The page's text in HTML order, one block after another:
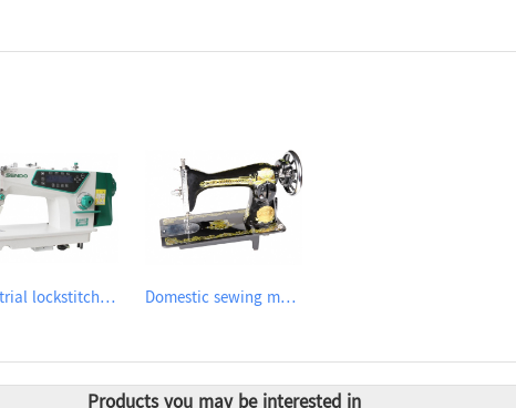
Industrial lockstitch sewing machine Domestic sewing machine